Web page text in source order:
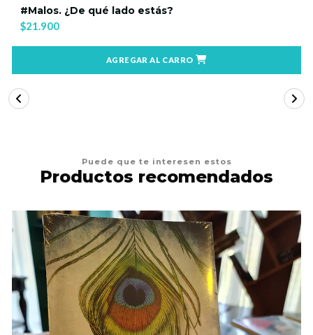
#Malos. ¿De qué lado estás?
$21.900
AGREGAR AL CARRO
Puede que te interesen estos
Productos recomendados